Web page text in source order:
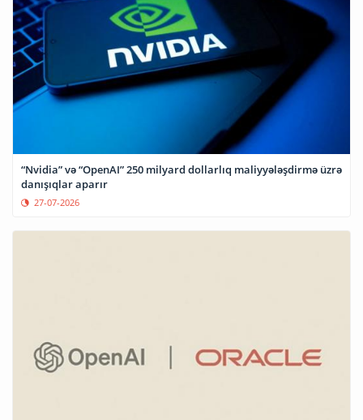
“Nvidia” və “OpenAI” 250 milyard dollarlıq maliyyələşdirmə üzrə
danışıqlar aparır
27-07-2026